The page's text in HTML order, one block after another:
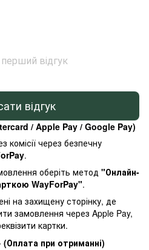
відгук
відгук
/ Apple Pay / Google Pay)
комісії через безпечну
.
оберіть метод "Онлайн-
WayForPay".
на захищену сторінку, де
замовлення через Apple Pay,
картки.
при отриманні)